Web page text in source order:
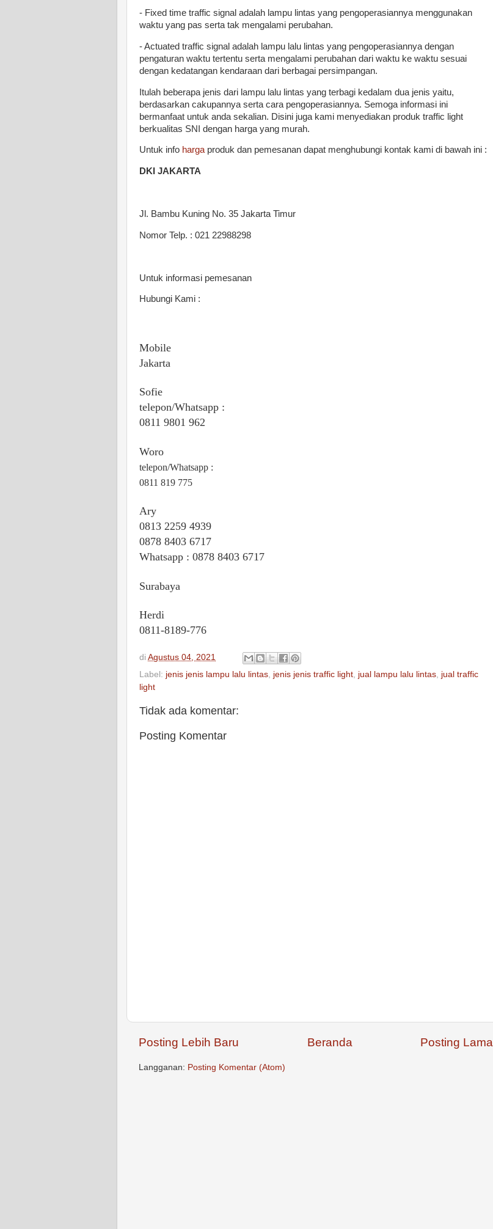
- Fixed time traffic signal adalah lampu lintas yang pengoperasiannya menggunakan
waktu yang pas serta tak mengalami perubahan.
- Actuated traffic signal adalah lampu lalu lintas yang pengoperasiannya dengan
pengaturan waktu tertentu serta mengalami perubahan dari waktu ke waktu sesuai
dengan kedatangan kendaraan dari berbagai persimpangan.
Itulah beberapa jenis dari lampu lalu lintas yang terbagi kedalam dua jenis yaitu,
berdasarkan cakupannya serta cara pengoperasiannya. Semoga informasi ini
bermanfaat untuk anda sekalian. Disini juga kami menyediakan produk traffic light
berkualitas SNI dengan harga yang murah.
Untuk info hargaproduk dan pemesanan dapat menghubungi kontak kami di bawah ini :
DKI JAKARTA
Jl. Bambu Kuning No. 35 Jakarta Timur
Nomor Telp. : 021 22988298
Untuk informasi pemesanan
Hubungi Kami :
Mobile
Jakarta
Sofie
telepon/Whatsapp :
0811 9801 962
Woro
telepon/Whatsapp :
0811 819 775
Ary
0813 2259 4939
0878 8403 6717
Whatsapp : 0878 8403 6717
Surabaya
Herdi
0811-8189-776
di Agustus 04, 2021
Label: jenis jenis lampu lalu lintas jenis jenis traffic light jual lampu lalu lintas jual traffic
light
Tidak ada komentar:
Posting Komentar
Posting Lebih Baru Posting Lama
Beranda
Langganan: Posting Komentar (Atom)